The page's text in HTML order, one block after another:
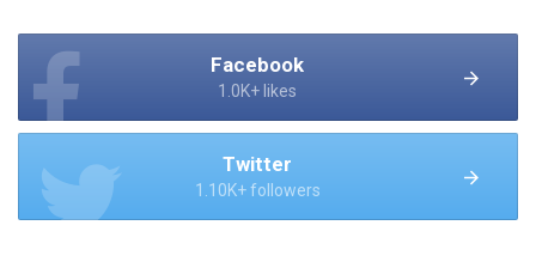
Facebook
1.0K+ likes
Twitter
1.10K+ followers